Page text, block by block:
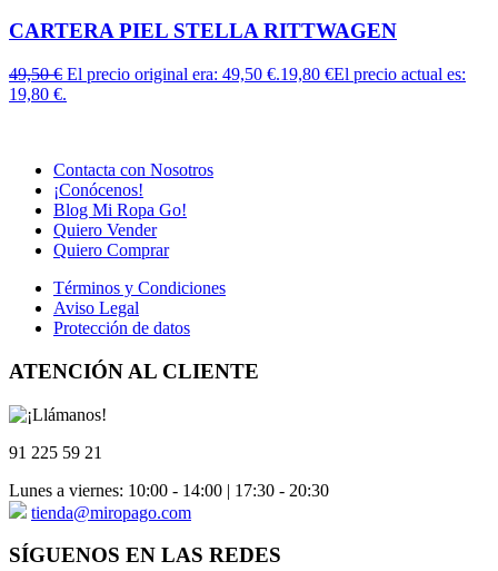
CARTERA PIEL STELLA RITTWAGEN
49,50€ El precio original era: 49,50 €.19,80 €El precio actual es:
19,80 €.
Contacta con Nosotros
¡Conócenos!
Blog Mi Ropa Go!
Quiero Vender
Quiero Comprar
Términos y Condiciones
Aviso Legal
Protección de datos
ATENCIÓN AL CLIENTE
91 225 59 21
Lunes a viernes: 10:00 - 14:00 | 17:30 - 20:30
tienda@miropago.com
SÍGUENOS EN LAS REDES